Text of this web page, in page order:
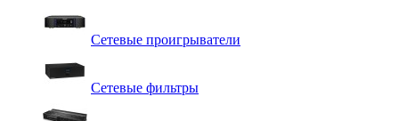
Сетевые проигрыватели
Сетевые фильтры